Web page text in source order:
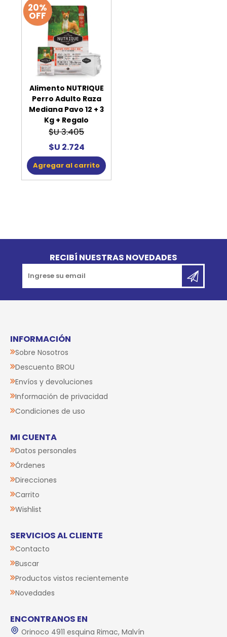
20%
OFF
Alimento NUTRIQUE
Perro Adulto Raza
Mediana Pavo 12 + 3
Kg + Regalo
$U 3.405
$U 2.724
Agregar al carrito
RECIBÍ NUESTRAS NOVEDADES
INFORMACIÓN
Sobre Nosotros
Descuento BROU
Envíos y devoluciones
Información de privacidad
Condiciones de uso
MI CUENTA
Datos personales
Órdenes
Direcciones
Carrito
Wishlist
SERVICIOS AL CLIENTE
Contacto
Buscar
Productos vistos recientemente
Novedades
ENCONTRANOS EN
Orinoco 4911 esquina Rimac, Malvín